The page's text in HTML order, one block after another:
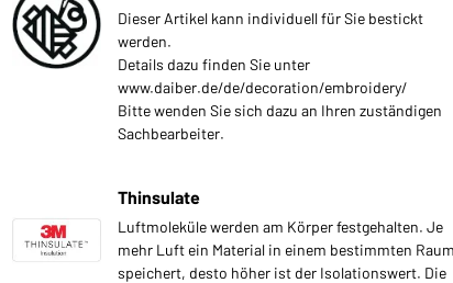
Dieser Artikel kann individuell für Sie bestickt
werden.
Details dazu finden Sie unter
www.daiber.de/de/decoration/embroidery/
Bitte wenden Sie sich dazu an Ihren zuständigen
Sachbearbeiter.
Thinsulate
Luftmoleküle werden am Körper festgehalten. Je
mehr Luft ein Material in einem bestimmten Raum
speichert, desto höher ist der Isolationswert. Die